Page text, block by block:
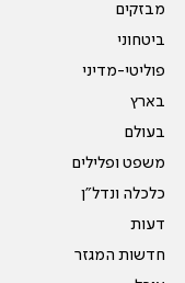
מבזקים
ביטחוני
פוליטי-מדיני
בארץ
בעולם
משפט ופלילים
כלכלה ונדל"ן
דעות
חדשות המגזר